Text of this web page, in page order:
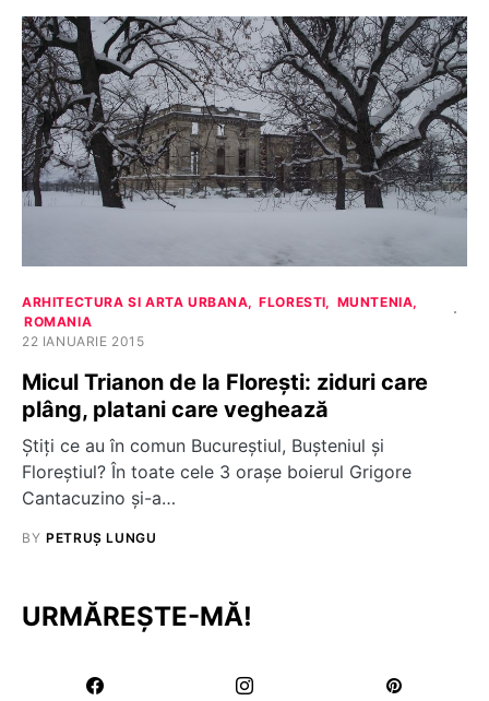
ARHITECTURA SI ARTA URBANA FLORESTI
MUNTENIA
ROMANIA
22 IANUARIE 2015
Micul Trianon de la Florești: ziduri care
plâng, platani care veghează
Știți ce au în comun Bucureștiul, Bușteniul și
Floreștiul? În toate cele 3 orașe boierul Grigore
Cantacuzino și-a…
BY PETRUȘ LUNGU
URMĂREȘTE-MĂ!